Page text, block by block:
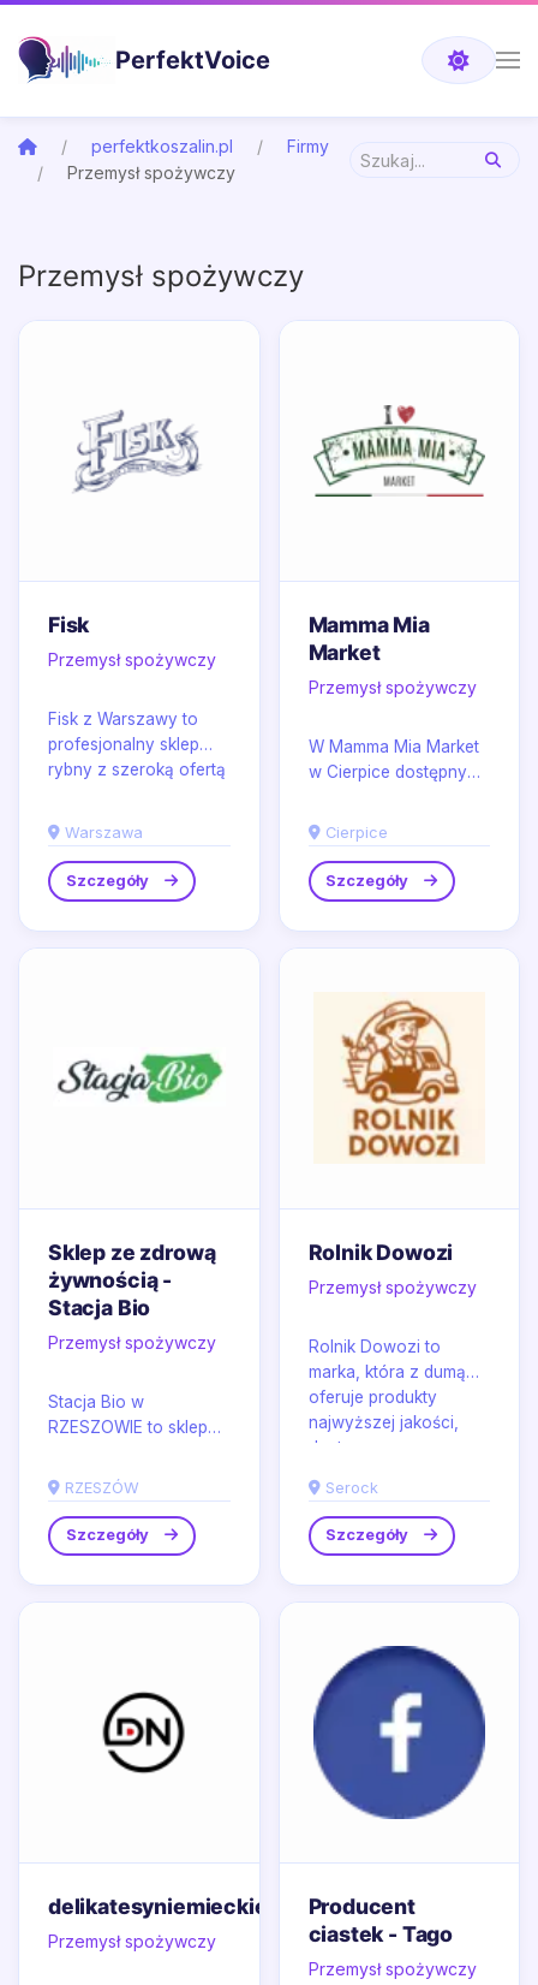
PerfektVoice
perfektkoszalin.pl
Firmy
Przemysł spożywczy
Przemysł spożywczy
Fisk
Przemysł spożywczy
Fisk z Warszawy to
profesjonalny sklep
rybny z szeroką ofertą
oraz...
Warszawa
Szczegóły
Mamma Mia
Market
Przemysł spożywczy
W Mamma Mia Market
w Cierpice dostępny
skomponowany
asortyment włoskich
specjałów,...
Cierpice
Szczegóły
Sklep ze zdrową
żywnością -
Stacja Bio
Przemysł spożywczy
Stacja Bio w
RZESZOWIE to sklep
w którym liczy się
jakość surowców i
świadomy wybór...
RZESZÓW
Szczegóły
Rolnik Dowozi
Przemysł spożywczy
Rolnik Dowozi to
marka, która z dumą
oferuje produkty
najwyższej jakości,
dostarczane
Serock
Szczegóły
delikatesyniemieckie.pl
Przemysł spożywczy
Producent
ciastek - Tago
Przemysł spożywczy